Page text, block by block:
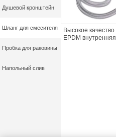
Душевой кронштейн
Шланг для смесителя
Пробка для раковины
Напольный слив
Высокое качество
EPDM внутренняя